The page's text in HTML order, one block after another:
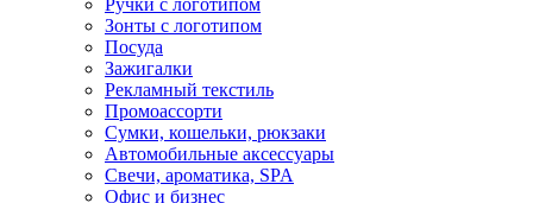
Ручки с логотипом
Зонты с логотипом
Посуда
Зажигалки
Рекламный текстиль
Промоассорти
Сумки, кошельки, рюкзаки
Автомобильные аксессуары
Свечи, ароматика, SPA
Офис и бизнес